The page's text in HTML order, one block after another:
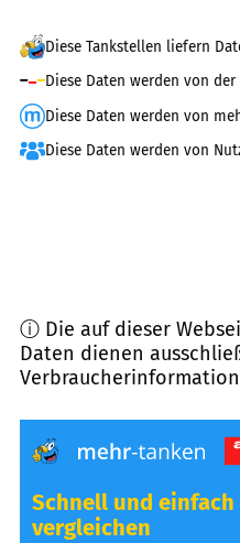
Diese Tankstellen liefern
Diese Daten werden von
Diese Daten werden von
Diese Daten werden von
ⓘ Die auf dieser
Daten dienen
Schnell und
vergleichen